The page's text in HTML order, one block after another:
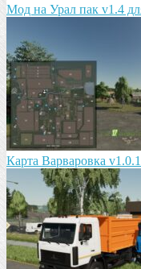
Мод на Урал пак v1.4
Карта Варваровка